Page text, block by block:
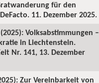
für den
11. Dezember 2025.
Volksabstimmungen –
in Liechtenstein.
Nr. 141, 13. Dezember
Zur Vereinbarkeit von